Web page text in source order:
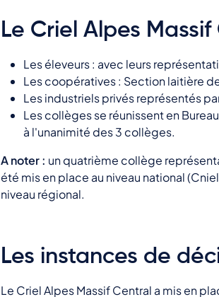
Le Criel Alpes
Les éleveurs : avec leurs
Les coopératives : Section laitière
Les industriels privés représentés
Les collèges se réunissent en
à l'unanimité des 3 collèges.
A noter : un quatrième collège
été mis en place au niveau national
niveau régional.
Les instances de
Le Criel Alpes Massif Central a mis en